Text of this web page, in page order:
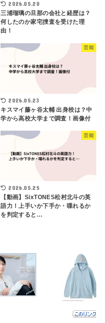
2026.05.20
三浦瑠璃の旦那の会社と経歴は？
何したのか家宅捜査を受けた理
由！
芸能
2026.05.23
キスマイ藤ヶ谷太輔 出身校は？中
学から高校大学まで調査！画像付
芸能
2026.05.25
【動画】SixTONES松村北斗の英
語力！上手いか下手か・喋れるか
を判定すると…